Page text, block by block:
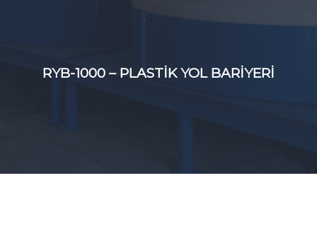
RYB-1000 – PLASTİK YOL BARİYERİ